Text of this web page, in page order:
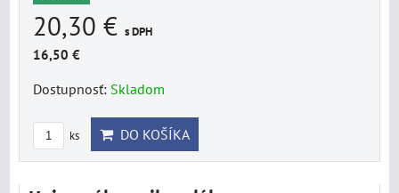
20,30 € s DPH
16,50 €
Dostupnosť: Skladom
ks DO KOŠÍKA